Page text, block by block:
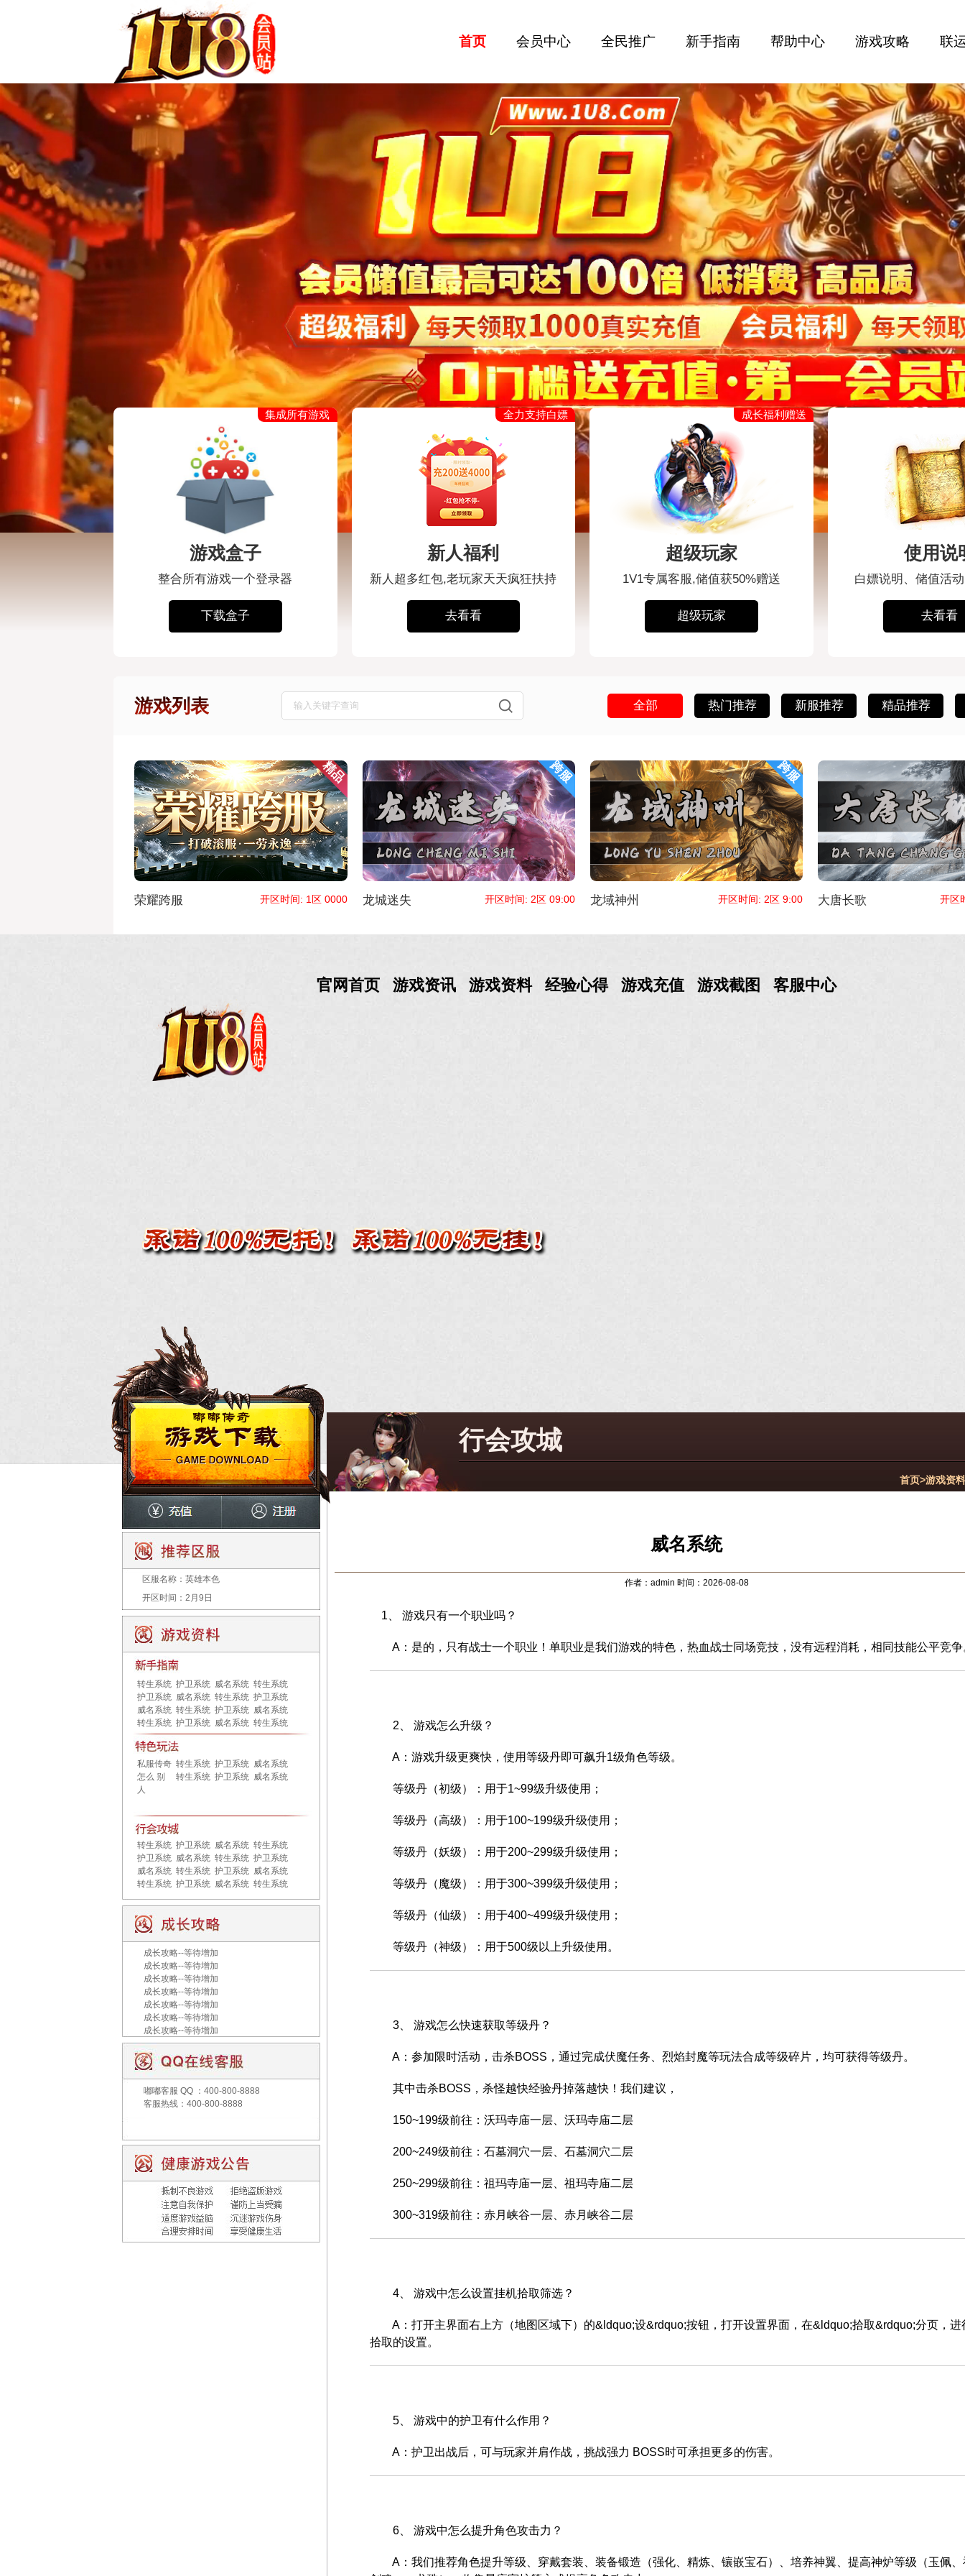
官网首页 游戏资讯 游戏资料 经验心得 游戏充值 游戏截图 客服中心
区服名称： 英雄本色
开区时间： 2月9日
转生系统 护卫系统 威名系统 转生系统
护卫系统 威名系统 转生系统 护卫系统
威名系统 转生系统 护卫系统 威名系统
转生系统 护卫系统 威名系统 转生系统
私服传奇
怎么 别
人
转生系统 护卫系统 威名系统
转生系统 护卫系统 威名系统
转生系统 护卫系统 威名系统 转生系统
护卫系统 威名系统 转生系统 护卫系统
威名系统 转生系统 护卫系统 威名系统
转生系统 护卫系统 威名系统 转生系统
成长攻略--等待增加
成长攻略--等待增加
成长攻略--等待增加
成长攻略--等待增加
成长攻略--等待增加
成长攻略--等待增加
成长攻略--等待增加
嘟嘟客服 QQ ：400-800-8888
客服热线：400-800-8888
行会攻城
首页>游戏资料
威名系统
作者：admin 时间：2026-08-08
1、 游戏只有一个职业吗？
A：是的，只有战士一个职业！单职业是我们游戏的特色，热血战士同场竞技，没有远程消耗，相同技能公平竞争
2、 游戏怎么升级？
A：游戏升级更爽快，使用等级丹即可飙升1级角色等级。
等级丹（初级）：用于1~99级升级使用；
等级丹（高级）：用于100~199级升级使用；
等级丹（妖级）：用于200~299级升级使用；
等级丹（魔级）：用于300~399级升级使用；
等级丹（仙级）：用于400~499级升级使用；
等级丹（神级）：用于500级以上升级使用。
3、 游戏怎么快速获取等级丹？
A：参加限时活动，击杀BOSS，通过完成伏魔任务、烈焰封魔等玩法合成等级碎片，均可获得等级丹。
其中击杀BOSS，杀怪越快经验丹掉落越快！我们建议，
150~199级前往：沃玛寺庙一层、沃玛寺庙二层
200~249级前往：石墓洞穴一层、石墓洞穴二层
250~299级前往：祖玛寺庙一层、祖玛寺庙二层
300~319级前往：赤月峡谷一层、赤月峡谷二层
4、 游戏中怎么设置挂机拾取筛选？
A：打开主界面右上方（地图区域下）的&ldquo;设&rdquo;按钮，打开设置界面，在&ldquo;拾取&rdquo;分页，进
拾取的设置。
5、 游戏中的护卫有什么作用？
A：护卫出战后，可与玩家并肩作战，挑战强力 BOSS时可承担更多的伤害。
6、 游戏中怎么提升角色攻击力？
A：我们推荐角色提升等级、穿戴套装、装备锻造（强化、精炼、镶嵌宝石）、培养神翼、提高神炉等级（玉佩、